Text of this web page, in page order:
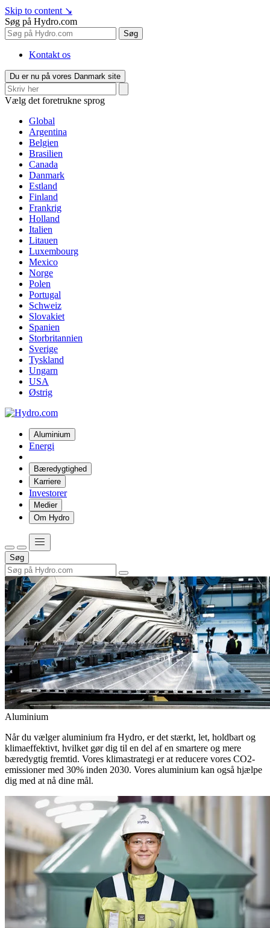
Skip to content ↘
Søg på Hydro.com
Søg
Kontakt os
Du er nu på vores Danmark site
Vælg det foretrukne sprog
Global
Argentina
Belgien
Brasilien
Canada
Danmark
Estland
Finland
Frankrig
Holland
Italien
Litauen
Luxembourg
Mexico
Norge
Polen
Portugal
Schweiz
Slovakiet
Spanien
Storbritannien
Sverige
Tyskland
Ungarn
USA
Østrig
Aluminium
Energi
Bæredygtighed
Karriere
Investorer
Medier
Om Hydro
Søg
Aluminium
Når du vælger aluminium fra Hydro, er det stærkt, let, holdbart og
klimaeffektivt, hvilket gør dig til en del af en smartere og mere
bæredygtig fremtid. Vores klimastrategi er at reducere vores CO2-
emissioner med 30% inden 2030. Vores aluminium kan også hjælpe
dig med at nå dine mål.